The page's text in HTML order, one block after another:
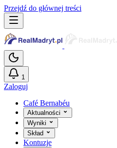
Przejdź do głównej treści
1
Zaloguj
Café Bernabéu
Aktualności
Wyniki
Skład
Kontuzje